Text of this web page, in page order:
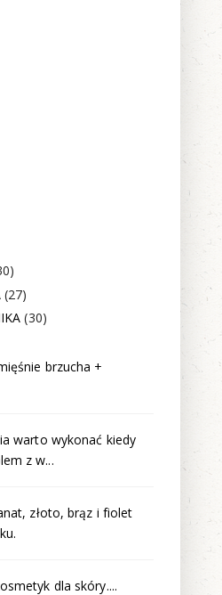
(27)
(30)
brzucha +
warto wykonać kiedy
z w...
złoto, brąz i fiolet
dla skóry....